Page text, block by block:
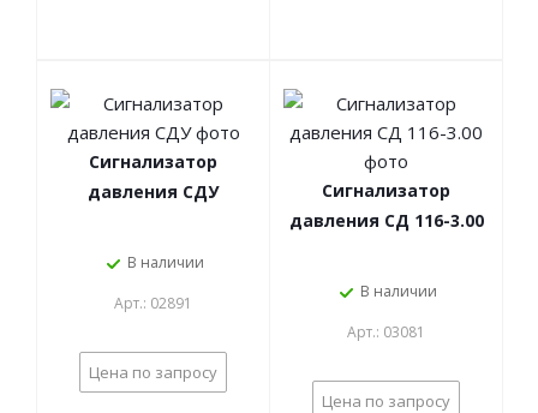
Сигнализатор
давления СДУ
В наличии
Арт.: 02891
Цена по запросу
Сигнализатор
давления СД 116-3.00
В наличии
Арт.: 03081
Цена по запросу